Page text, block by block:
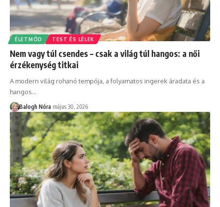
ÉLETMÓD TEST ÉS LÉLEK
Nem vagy túl csendes – csak a világ túl hangos: a női
érzékenység titkai
A modern világ rohanó tempója, a folyamatos ingerek áradata és a
hangos…
Balogh Nóra május 30, 2026